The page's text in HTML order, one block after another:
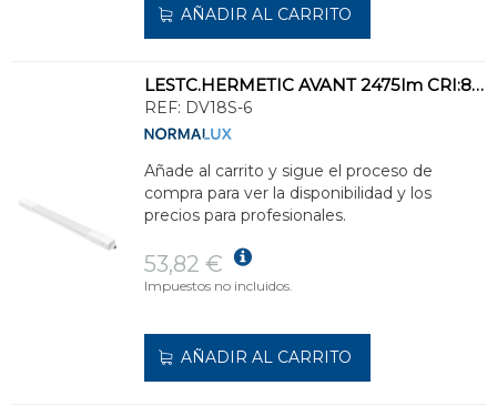
AÑADIR AL CARRITO
LESTC.HERMETIC AVANT 2475lm CRI:80 6000K 135° DF.POLIC.OPAL STD.BL 600x53x41mm
REF: DV18S-6
Añade al carrito y sigue el proceso de
compra para ver la disponibilidad y los
precios para profesionales.
53,82 €
Impuestos no incluidos.
AÑADIR AL CARRITO